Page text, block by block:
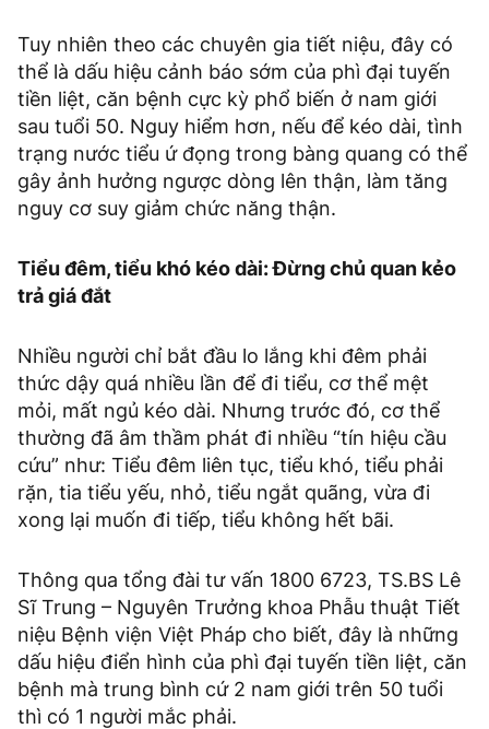
Tuy nhiên theo các chuyên gia tiết niệu, đây có
thể là dấu hiệu cảnh báo sớm của phì đại tuyến
tiền liệt, căn bệnh cực kỳ phổ biến ở nam giới
sau tuổi 50. Nguy hiểm hơn, nếu để kéo dài, tình
trạng nước tiểu ứ đọng trong bàng quang có thể
gây ảnh hưởng ngược dòng lên thận, làm tăng
nguy cơ suy giảm chức năng thận.
Tiểu đêm, tiểu khó kéo dài: Đừng chủ quan kẻo
trả giá đắt
Nhiều người chỉ bắt đầu lo lắng khi đêm phải
thức dậy quá nhiều lần để đi tiểu, cơ thể mệt
mỏi, mất ngủ kéo dài. Nhưng trước đó, cơ thể
thường đã âm thầm phát đi nhiều “tín hiệu cầu
cứu” như: Tiểu đêm liên tục, tiểu khó, tiểu phải
rặn, tia tiểu yếu, nhỏ, tiểu ngắt quãng, vừa đi
xong lại muốn đi tiếp, tiểu không hết bãi.
Thông qua tổng đài tư vấn 1800 6723, TS.BS Lê
Sĩ Trung – Nguyên Trưởng khoa Phẫu thuật Tiết
niệu Bệnh viện Việt Pháp cho biết, đây là những
dấu hiệu điển hình của phì đại tuyến tiền liệt, căn
bệnh mà trung bình cứ 2 nam giới trên 50 tuổi
thì có 1 người mắc phải.